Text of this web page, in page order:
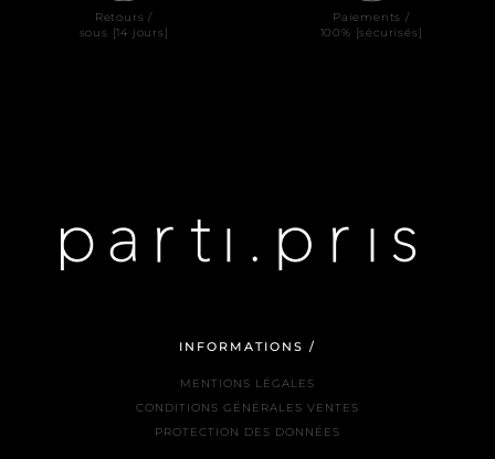
Retours /
sous [14 jours]
Paiements /
100% [sécurisés]
INFORMATIONS /
MENTIONS LÉGALES
CONDITIONS GÉNÉRALES VENTES
PROTECTION DES DONNÉES